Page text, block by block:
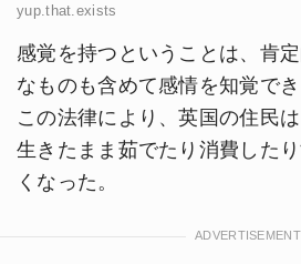
yup.that.exists
感覚を持つということは、肯
なものも含めて感情を知覚でき
この法律により、英国の住民
生きたまま茹でたり消費した
くなった。